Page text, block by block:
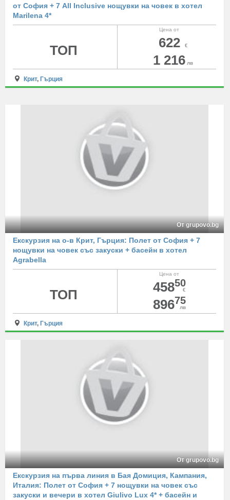
от София + 7 All Inclusive нощувки на човек в хотел
Marilena 4*
Цена от
622 €
1 216 лв
ТОП
Крит, Гърция
От grupovo.bg
Екскурзия на о-в Крит, Гърция: Полет от София + 7
нощувки на човек със закуски + басейн в хотел
Agrabella
Цена от
45850
€
89675
лв
ТОП
Крит, Гърция
От grupovo.bg
Екскурзия на първа линия в Бая Домиция, Кампания,
Италия: Полет от София + 7 нощувки на човек със
закуски и вечери в хотел Giulivo Lux 4* + басейн и